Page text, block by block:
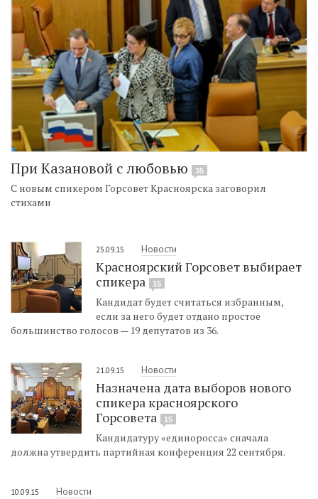
При Казановой с любовью 35
С новым спикером Горсовет Красноярска заговорил
стихами
25.09.15 Новости
Красноярский Горсовет выбирает
спикера
15
Кандидат будет считаться избранным,
если за него будет отдано простое
большинство голосов — 19 депутатов из 36.
21.09.15 Новости
Назначена дата выборов нового
спикера красноярского
Горсовета
15
Кандидатуру «единоросса» сначала
должна утвердить партийная конференция 22 сентября.
10.09.15 Новости